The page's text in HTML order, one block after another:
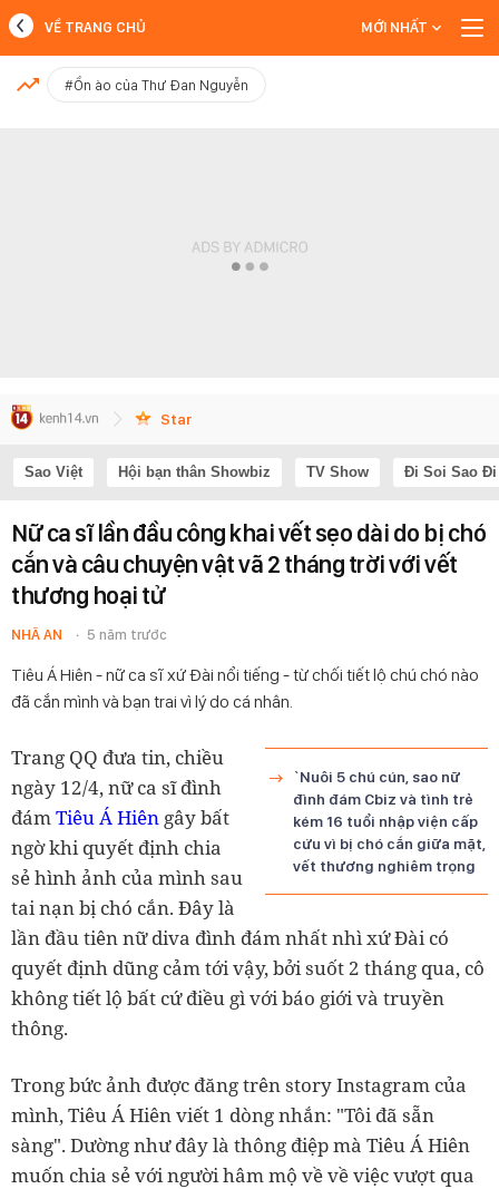
MỚI NHẤT
VỀ TRANG CHỦ MỚI NHẤT
#Ồn ào của Thư Đan Nguyễn
Star
Sao Việt Hội bạn thân Showbiz TV Show Đi Soi Sao Đi
Nữ ca sĩ lần đầu công khai vết sẹo dài do bị chó
cắn và câu chuyện vật vã 2 tháng trời với vết
thương hoại tử
NHÃ AN 5 năm trước
Tiêu Á Hiên - nữ ca sĩ xứ Đài nổi tiếng - từ chối tiết lộ chú chó nào
đã cắn mình và bạn trai vì lý do cá nhân.
`Nuôi 5 chú cún, sao nữ
đình đám Cbiz và tình trẻ
kém 16 tuổi nhập viện cấp
cứu vì bị chó cắn giữa mặt,
vết thương nghiêm trọng
Trang QQ đưa tin, chiều
ngày 12/4, nữ ca sĩ đình
đámTiêu Á Hiên gây bất
ngờ khi quyết định chia
sẻ hình ảnh của mình sau
tai nạn bị chó cắn. Đây là
lần đầu tiên nữ diva đình đám nhất nhì xứ Đài có
quyết định dũng cảm tới vậy, bởi suốt 2 tháng qua, cô
không tiết lộ bất cứ điều gì với báo giới và truyền
thông.
Trong bức ảnh được đăng trên story Instagram của
mình, Tiêu Á Hiên viết 1 dòng nhắn: "Tôi đã sẵn
sàng". Dường như đây là thông điệp mà Tiêu Á Hiên
muốn chia sẻ với người hâm mộ về về việc vượt qua